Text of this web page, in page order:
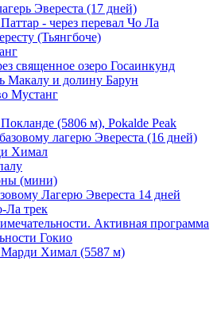
Эвереста (17 дней)
- через перевал Чо Ла
(Тьянгбоче)
священное озеро Госаинкунд
Макалу и долину Барун
Мустанг
(5806 м), Pokalde Peak
лагерю Эвереста (16 дней)
Химал
(мини)
Лагерю Эвереста 14 дней
Ла трек
Активная программа
Гокио
Химал (5587 м)